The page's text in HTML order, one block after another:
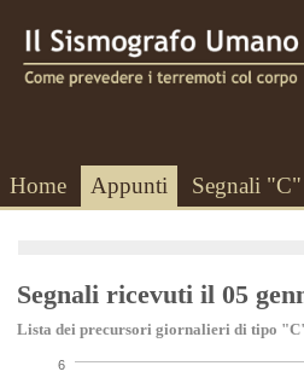
Home Appunti Segnali "C"
Segnali ricevuti il 05
Lista dei precursori giornalieri di tipo
6